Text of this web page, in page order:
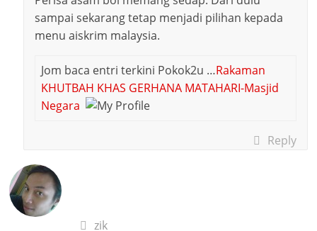
sampai sekarang tetap menjadi pilihan kepada
menu aiskrim malaysia.
Jom baca entri terkini Pokok2u …Rakaman
KHUTBAH KHAS GERHANA MATAHARI-Masjid
Negara
Reply
zik